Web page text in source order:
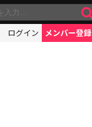
ログイン メンバー登録